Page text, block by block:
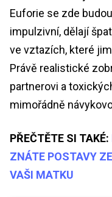
Euforie se zde
impulzivní, dělají
ve vztazích, které
Právě realistické
partnerovi a
mimořádně
PŘEČTĚTE SI TAKÉ:
ZNÁTE POSTAVY
VAŠI MATKU